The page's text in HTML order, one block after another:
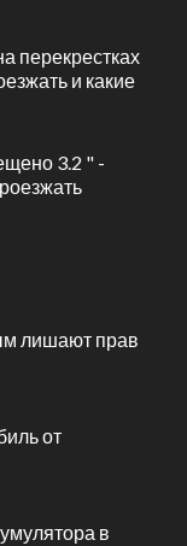
перекрестках
и какие
3.2 " -
лишают прав
от
в